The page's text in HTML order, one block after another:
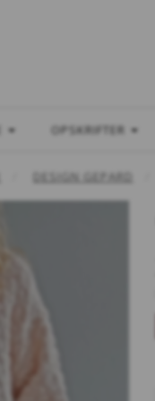
OPSKRIFTER
DESIGN GEPARD